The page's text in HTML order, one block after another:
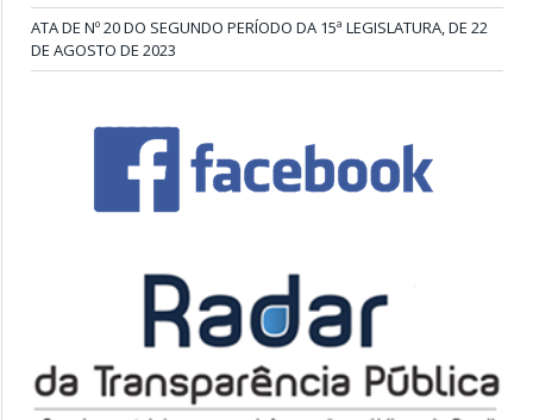
ATA DE Nº 20 DO SEGUNDO PERÍODO DA 15ª LEGISLATURA, DE 22
DE AGOSTO DE 2023